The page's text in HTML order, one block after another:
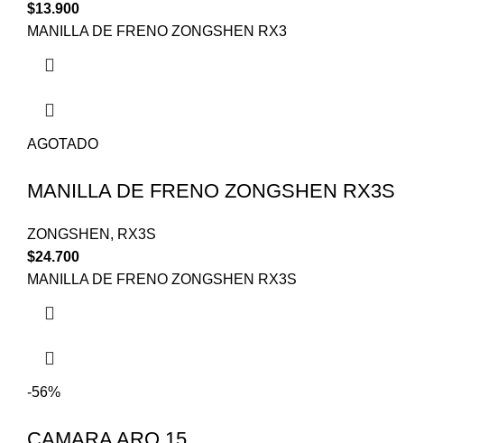
$13.900
MANILLA DE FRENO ZONGSHEN RX3
AGOTADO
MANILLA DE FRENO ZONGSHEN RX3S
ZONGSHEN , RX3S
$24.700
MANILLA DE FRENO ZONGSHEN RX3S
-56%